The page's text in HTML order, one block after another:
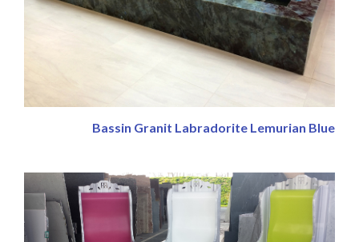
Bassin Granit Labradorite Lemurian Blue